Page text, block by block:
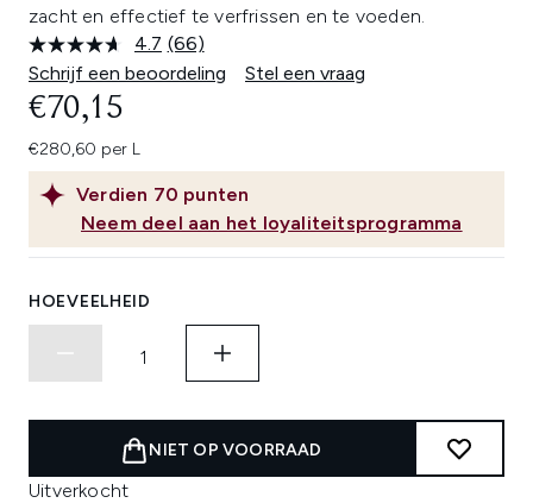
zacht en effectief te verfrissen en te voeden.
4.7 Lees
66
beoordelingen.
(66)
Schrijf een beoordeling
Stel een vraag
Verdien 70 punten
Neem deel aan het loyaliteitsprogramma
€70,15
€280,60 per L
HOEVEELHEID
NIET OP VOORRAAD
Uitverkocht